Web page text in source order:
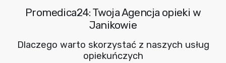
Promedica24: Twoja Agencja opieki w
Janikowie
Dlaczego warto skorzystać z naszych usług
opiekuńczych